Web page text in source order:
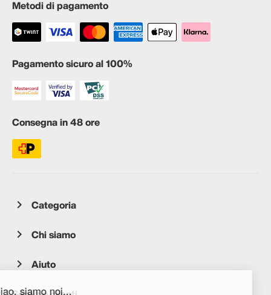
Metodi di pagamento
Pagamento sicuro al 100%
Consegna in 48 ore
Categoria
Chi siamo
Aiuto